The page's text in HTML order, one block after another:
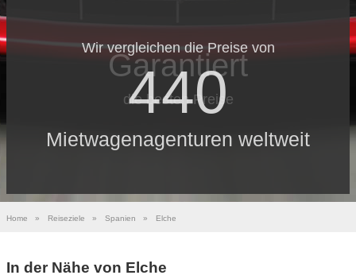
Wir vergleichen die Preise von
440
Mietwagenagenturen weltweit
Garantiert
die besten Preise
Home » Reiseziele » Spanien » Elche
In der Nähe von Elche